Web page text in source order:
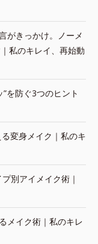
がきっかけ。ノーメ
私のキレイ、再始動
を防ぐ3つのヒント
変身メイク｜私のキ
別アイメイク術｜
メイク術｜私のキレ